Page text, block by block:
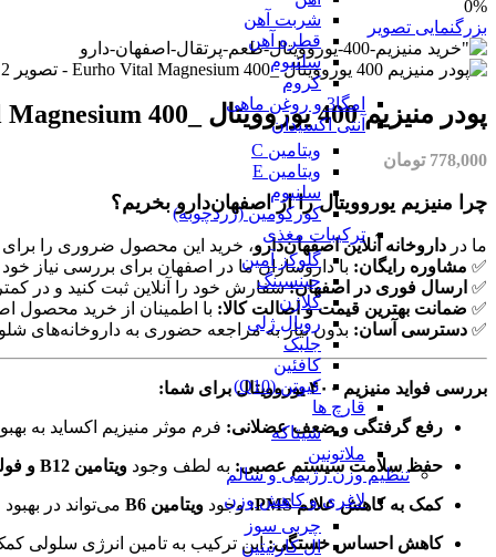
شربت آهن
قطره آهن
سلنیوم
کروم
امگا3 و روغن ماهی
آنتی اکسیدان
ویتامین C
ویتامین E
سلنیوم
کورکومین (زردچوبه)
ترکیبات مغذی
گلوکز آمین
جینسینگ
کلاژن
رویال ژلی
جلبک
کافئین
کیوتن (Q10)
قارچ ها
شیتاکه
ملاتونین
تنظیم وزن رژیمی و سالم
لاغری و کاهش وزن
چربی سوز
ال کارنیتین
0%
بزرگنمایی تصویر
پودر منیزیم 400 یوروویتال _Eurho Vital Magnesium 400
778,000 تومان
چرا منیزیم یوروویتال را از اصفهان‌دارو بخریم؟
ما در داروخانه آنلاین اصفهان‌دارو، خرید این محصول ضروری را
✅ مشاوره رایگان: با داروسازان ما در اصفهان برای بررسی نیاز
✅ ارسال فوری در اصفهان:سفارش خود را آنلاین ثبت کنید و در
✅ ضمانت بهترین قیمت و اصالت کالا: با اطمینان از خرید محصول
✅ دسترسی آسان: بدون نیاز به مراجعه حضوری به داروخانه‌های
بررسی فواید منیزیم ۴۰۰ یوروویتال برای شما:
رفع گرفتگی و ضعف عضلانی: فرم موثر منیزیم اکساید به
حفظ سلامت سیستم عصبی: به لطف وجود ویتامین B12 و فولیک اسید
کمک به کاهش علائم PMS: وجود ویتامین B6 می‌تواند در
کاهش احساس خستگی:این ترکیب به تامین انرژی